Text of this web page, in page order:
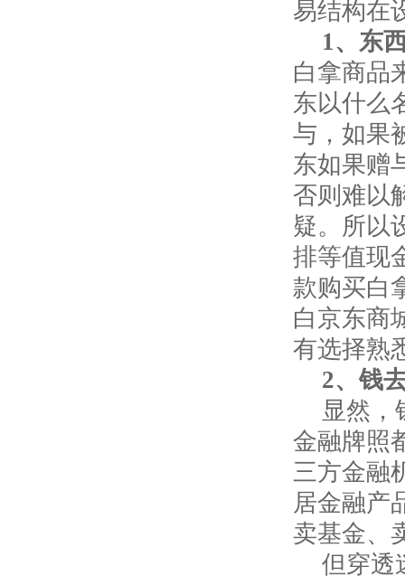
易结构在
1、东
白拿商品
东以什么
与，如果
东如果赠
否则难以
疑。所以
排等值现
款购买白
白京东商
有选择熟
2、钱
显然，
金融牌照
三方金融
居金融产
卖基金、
但穿透